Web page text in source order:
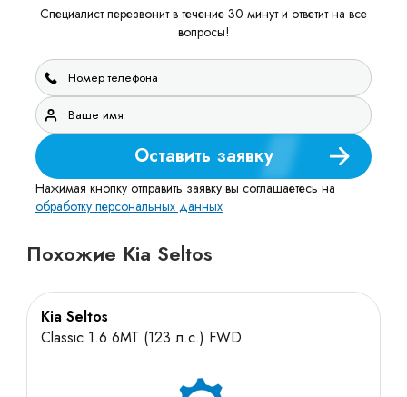
Специалист перезвонит в течение 30 минут и ответит на все
вопросы!
Оставить заявку
Нажимая кнопку отправить заявку вы соглашаетесь на
обработку персональных данных
Похожие Kia Seltos
Kia Seltos
Classic 1.6 6МТ (123 л.с.) FWD